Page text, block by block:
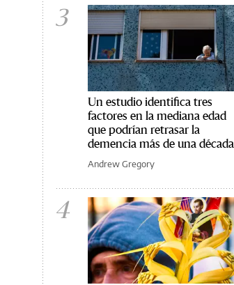
3
Un estudio identifica tres
factores en la mediana edad
que podrían retrasar la
demencia más de una década
Andrew Gregory
4